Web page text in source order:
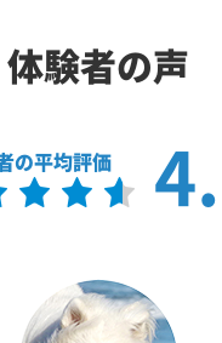
体験者の声
の平均評価